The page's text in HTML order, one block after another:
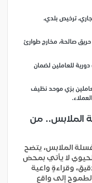
ترخيص بلدي،
صالحة، مخارج طوارئ
للعاملين لضمان
بزي موحد نظيف
الملابس.. من
الملابس، يتضح
لا يأتي بمحض
وقراءةٍ واعية
إلى واقعٍ